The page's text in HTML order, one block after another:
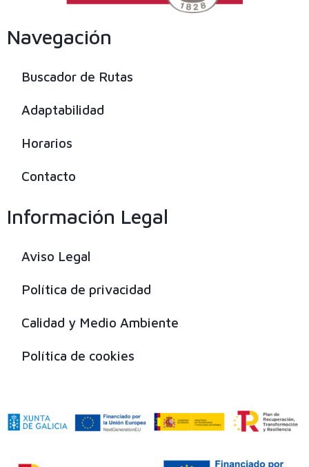
Navegación
Buscador de Rutas
Adaptabilidad
Horarios
Contacto
Información Legal
Aviso Legal
Política de privacidad
Calidad y Medio Ambiente
Política de cookies